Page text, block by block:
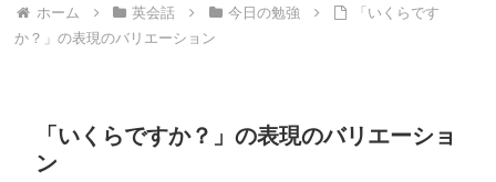
ホーム 英会話 今日の勉強
「いくらです
か？」の表現のバリエーション
「いくらですか？」の表現のバリエーショ
ン